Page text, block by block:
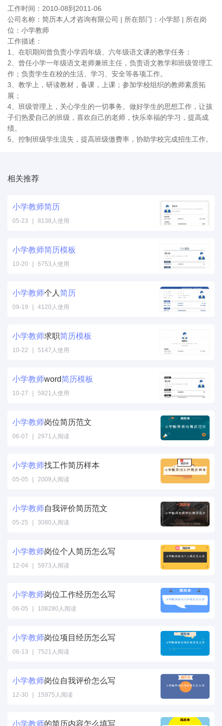
工作时间：2010-08到2011-06
公司名称：简历本人才咨询有限公司 | 所在部门：小学部 | 所在岗
位：小学教师
工作描述：
1、在职期间曾负责小学四年级、六年级语文课的教学任务：
2、曾任小学一年级语文老师兼班主任，负责语文教学和班级管理工
作；负责学生在校的生活、学习、安全等各项工作。
3、教学上，研读教材，备课，上课；参加学校组织的教师素质拓
展；
4、班级管理上，关心学生的一切事务。做好学生的思想工作，让孩
子们热爱自己的班级，喜欢自己的老师，快乐幸福的学习，提高成
绩。
5、控制班级学生流失，提高班级缴费率，协助学校完成招生工作。
相关推荐
小学教师简历
05-23 8138人使用
小学教师简历模板
10-20 6753人使用
小学教师个人 简历
09-19 4120人使用
小学教师求职简历模板
10-22 5147人使用
小学教师word简历模板
10-27 5921人使用
小学教师岗位简历范文
06-07 2971人阅读
小学教师找工作简历样本
05-05 2009人阅读
小学教师自我评价简历范文
05-25 3080人阅读
小学教师岗位个人简历怎么写
12-04 5973人阅读
小学教师岗位工作经历怎么写
06-05 108280人阅读
小学教师岗位项目经历怎么写
06-13 7521人阅读
小学教师岗位自我评价怎么写
12-30 15975人阅读
小学教师的简历内容怎么填写